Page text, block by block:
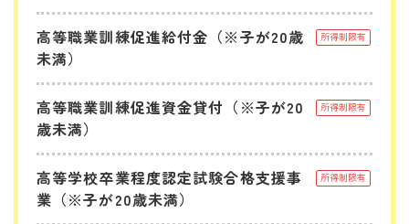
高等職業訓練促進給付金（※子が20歳
未満）
所得制限有
高等職業訓練促進資金貸付（※子が20
歳未満）
所得制限有
高等学校卒業程度認定試験合格支援事
業（※子が20歳未満）
所得制限有